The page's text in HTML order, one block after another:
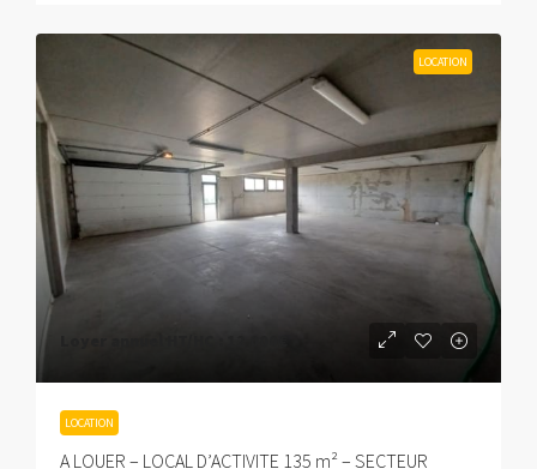
LOCATION
LOCATION
A LOUER – LOCAL D’ACTIVITE 135 m² – SECTEUR